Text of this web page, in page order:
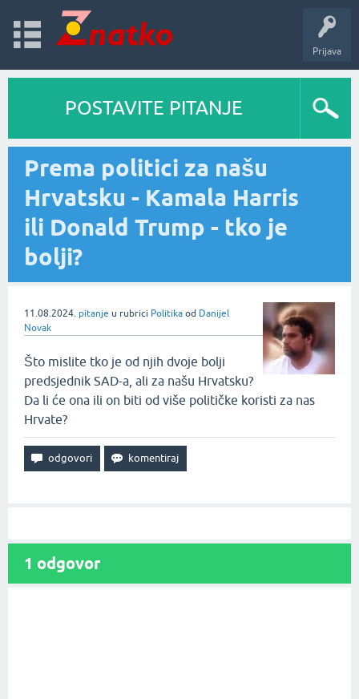
Prijava
POSTAVITE PITANJE
Prema politici za našu
Hrvatsku - Kamala Harris
ili Donald Trump - tko je
bolji?
11.08.2024. pitanje u rubrici Politika od Danijel
Novak
Što mislite tko je od njih dvoje bolji
predsjednik SAD-a, ali za našu Hrvatsku?
Da li će ona ili on biti od više političke koristi za nas
Hrvate?
1 odgovor